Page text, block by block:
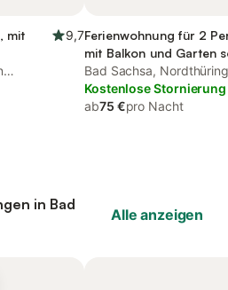
mit
9,7Ferienwohnung für 2
mit Balkon und Garten
Sauna
Bad Sachsa,
(Deutschland)
Kostenlose Stornierung
ab75 €pro Nacht
in Bad
Alle anzeigen